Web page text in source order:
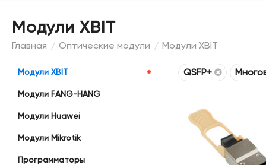
Модули XBIT
Главная / Оптические модули / Модули XBIT
QSFP+
Модули XBIT
Модули FANG-HANG
Модули Huawei
Модули Mikrotik
Программаторы